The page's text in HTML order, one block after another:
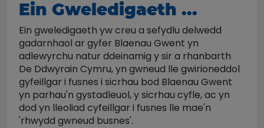
Ein Gweledigaeth ...
Ein gweledigaeth yw creu a sefydlu delwedd
gadarnhaol ar gyfer Blaenau Gwent yn
adlewyrchu natur ddeinamig y sir a rhanbarth
De Ddwyrain Cymru, yn gwneud lle gwirioneddol
gyfeillgar i fusnes i sicrhau bod Blaenau Gwent
yn parhau'n gystadleuol, y sicrhau cyfle, ac yn
dod yn lleoliad cyfeillgar i fusnes lle mae'n
'rhwydd gwneud busnes'.